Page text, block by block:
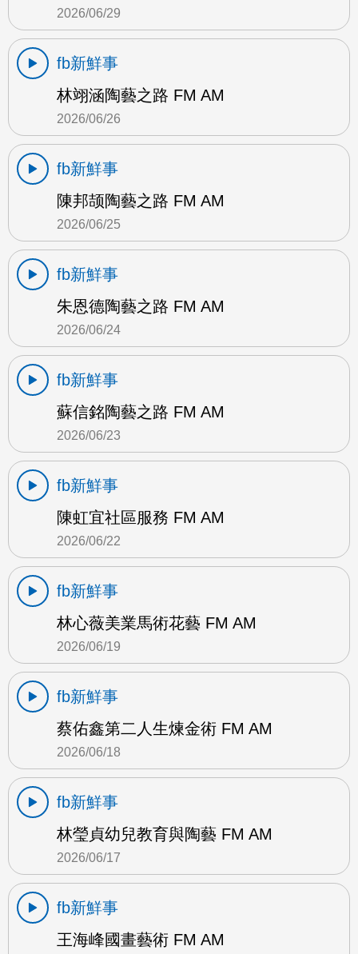
2026/06/29
fb新鮮事
林翊涵陶藝之路 FM AM
2026/06/26
fb新鮮事
陳邦颉陶藝之路 FM AM
2026/06/25
fb新鮮事
朱恩德陶藝之路 FM AM
2026/06/24
fb新鮮事
蘇信銘陶藝之路 FM AM
2026/06/23
fb新鮮事
陳虹宜社區服務 FM AM
2026/06/22
fb新鮮事
林心薇美業馬術花藝 FM AM
2026/06/19
fb新鮮事
蔡佑鑫第二人生煉金術 FM AM
2026/06/18
fb新鮮事
林瑩貞幼兒教育與陶藝 FM AM
2026/06/17
fb新鮮事
王海峰國畫藝術 FM AM